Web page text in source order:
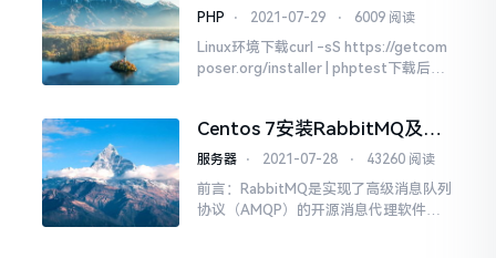
11.10的压缩包文件到根目录yum...
PHP ⋅ 2021-07-29 ⋅ 6009 阅读
Linux环境下载curl -sS https://getcom
poser.org/installer | phptest下载后设
Centos 7安装RabbitMQ及
web界面登入
服务器 ⋅ 2021-07-28 ⋅ 43260 阅读
前言：RabbitMQ是实现了高级消息队列
协议（AMQP）的开源消息代理软件